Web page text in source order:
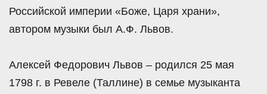
Российской империи «Боже, Царя храни»,
автором музыки был А.Ф. Львов.
Алексей Федорович Львов – родился 25 мая
1798 г. в Ревеле (Таллине) в семье музыканта